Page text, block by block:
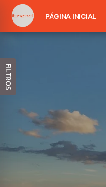
PÁGINA INICIAL
FILTROS